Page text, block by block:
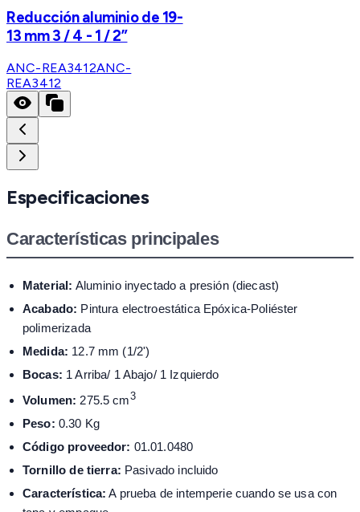
Reducción aluminio de 19-
13 mm 3 / 4 - 1 / 2”
ANC-REA3412ANC-
REA3412
Especificaciones
Características principales
Material: Aluminio inyectado a presión (diecast)
Acabado: Pintura electroestática Epóxica-Poliéster
polimerizada
Medida: 12.7 mm (1/2')
Bocas: 1 Arriba/ 1 Abajo/ 1 Izquierdo
Volumen: 275.5 cm3
Peso: 0.30 Kg
Código proveedor: 01.01.0480
Tornillo de tierra: Pasivado incluido
Característica: A prueba de intemperie cuando se usa con